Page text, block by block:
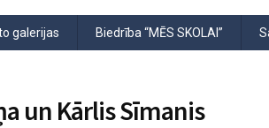
galerijas Biedrība “MĒS SKOLAI”
un Kārlis Sīmanis